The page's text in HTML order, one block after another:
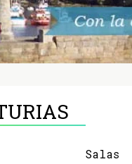
Salas